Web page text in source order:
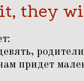
they
придет